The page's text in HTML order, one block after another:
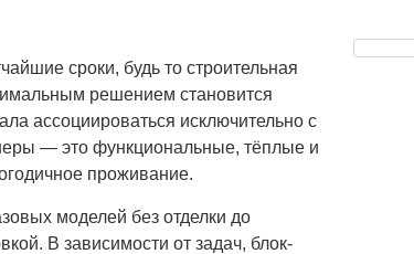
сроки, будь то строительная
решением становится
ассоциироваться исключительно с
— это функциональные, тёплые и
проживание.
моделей без отделки до
В зависимости от задач, блок-